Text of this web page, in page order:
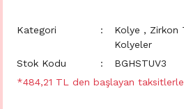
Kategori Kolye , Zirkon
Kolyeler
Stok Kodu
BGHSTUV3
*484,21 TL den başlayan